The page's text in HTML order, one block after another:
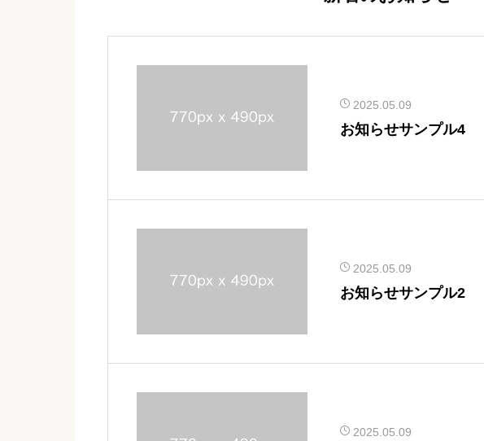
2025.05.09
お知らせサンプル4
2025.05.09
お知らせサンプル2
2025.05.09